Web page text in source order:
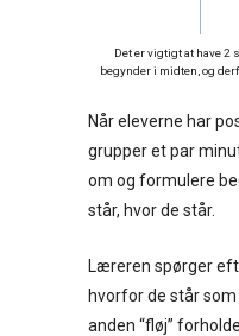
Det er vigtigt at have 2
begynder i midten, og
Når eleverne har
grupper et par
om og formulere
står, hvor de står.
Læreren spørger
hvorfor de står
anden “fløj”